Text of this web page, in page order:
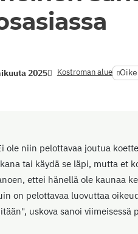
2025 Kostroman alue
ole niin pelottavaa joutua
tai käydä se läpi, mutta et
ettei hänellä ole kaunaa
on pelottavaa luovuttaa
uskova sanoi viimeisessä